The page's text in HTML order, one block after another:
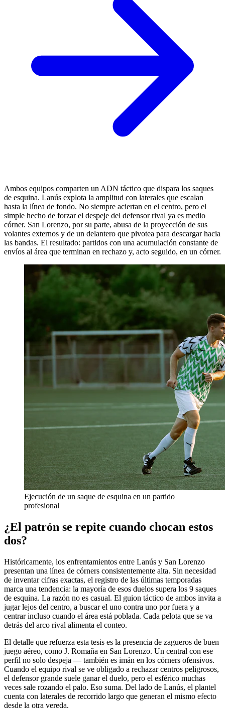
Ambos equipos comparten un ADN táctico que dispara los saques
de esquina. Lanús explota la amplitud con laterales que escalan
hasta la línea de fondo. No siempre aciertan en el centro, pero el
simple hecho de forzar el despeje del defensor rival ya es medio
córner. San Lorenzo, por su parte, abusa de la proyección de sus
volantes externos y de un delantero que pivotea para descargar hacia
las bandas. El resultado: partidos con una acumulación constante de
envíos al área que terminan en rechazo y, acto seguido, en un córner.
Ejecución de un saque de esquina en un partido
profesional
¿El patrón se repite cuando chocan estos
dos?
Históricamente, los enfrentamientos entre Lanús y San Lorenzo
presentan una línea de córners consistentemente alta. Sin necesidad
de inventar cifras exactas, el registro de las últimas temporadas
marca una tendencia: la mayoría de esos duelos supera los 9 saques
de esquina. La razón no es casual. El guion táctico de ambos invita a
jugar lejos del centro, a buscar el uno contra uno por fuera y a
centrar incluso cuando el área está poblada. Cada pelota que se va
detrás del arco rival alimenta el conteo.
El detalle que refuerza esta tesis es la presencia de zagueros de buen
juego aéreo, como J. Romaña en San Lorenzo. Un central con ese
perfil no solo despeja — también es imán en los córners ofensivos.
Cuando el equipo rival se ve obligado a rechazar centros peligrosos,
el defensor grande suele ganar el duelo, pero el esférico muchas
veces sale rozando el palo. Eso suma. Del lado de Lanús, el plantel
cuenta con laterales de recorrido largo que generan el mismo efecto
desde la otra vereda.